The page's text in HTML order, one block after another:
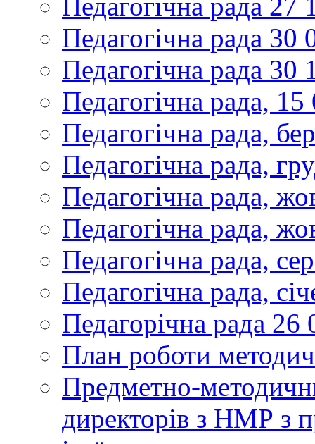
Педагогічна рада 30
Педагогічна рада 30
Педагогічна рада,
Педагогічна рада,
Педагогічна рада,
Педагогічна рада,
Педагогічна рада,
Педагогічна рада,
Педагогічна рада,
Педагорічна рада 26
План роботи
Предметно-
директорів з НМР з